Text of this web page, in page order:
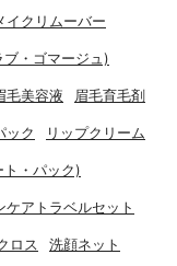
イクリムーバー
・ゴマージュ)
毛美容液 眉毛育毛剤
ック リップクリーム
ト・パック)
ケアトラベルセット
ロス 洗顔ネット